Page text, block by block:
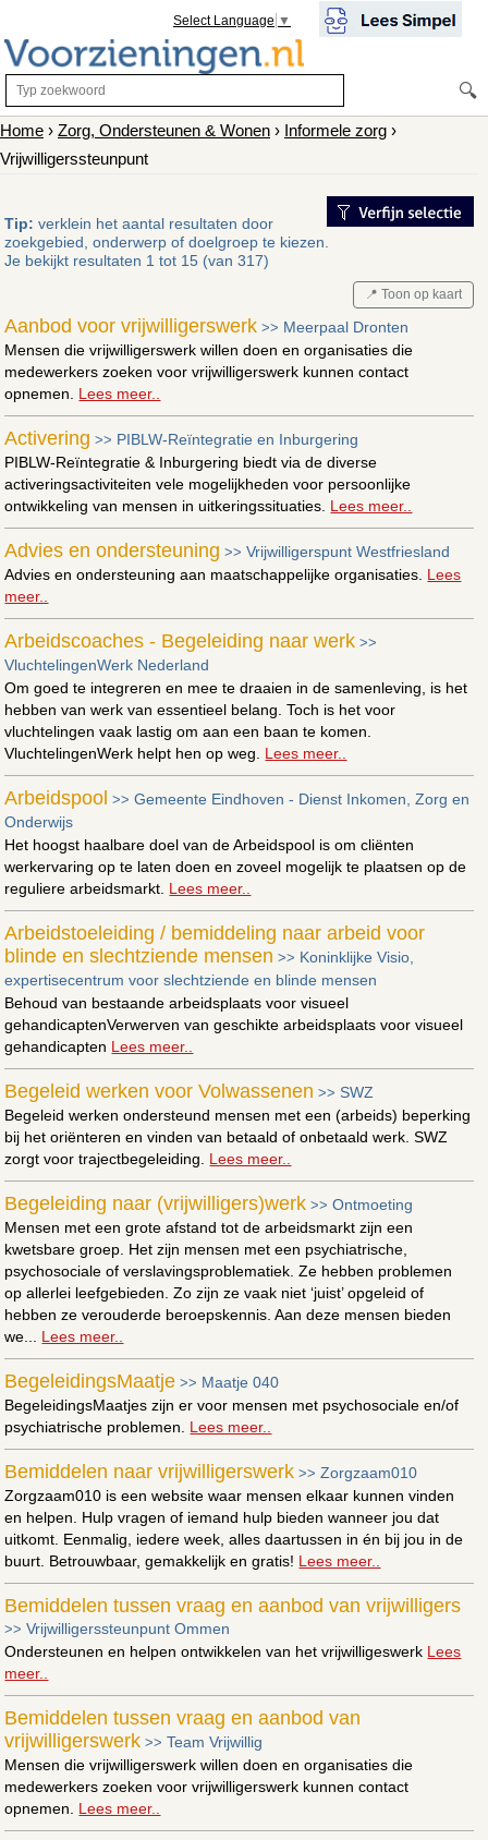
Select Language ▼
🔍
Home › Zorg, Ondersteunen & Wonen › Informele zorg ›
Vrijwilligerssteunpunt
Tip: verklein het aantal resultaten door
zoekgebied, onderwerp of doelgroep te kiezen.
Je bekijkt resultaten 1 tot 15 (van 317)
📍 Toon op kaart
Aanbod voor vrijwilligerswerk >> Meerpaal Dronten
Mensen die vrijwilligerswerk willen doen en organisaties die
medewerkers zoeken voor vrijwilligerswerk kunnen contact
opnemen. Lees meer..
Activering >> PIBLW-Reïntegratie en Inburgering
PIBLW-Reïntegratie & Inburgering biedt via de diverse
activeringsactiviteiten vele mogelijkheden voor persoonlijke
ontwikkeling van mensen in uitkeringssituaties. Lees meer..
Advies en ondersteuning >>Vrijwilligerspunt Westfriesland
Advies en ondersteuning aan maatschappelijke organisaties. Lees
meer..
Arbeidscoaches - Begeleiding naar werk >>
VluchtelingenWerk Nederland
Om goed te integreren en mee te draaien in de samenleving, is het
hebben van werk van essentieel belang. Toch is het voor
vluchtelingen vaak lastig om aan een baan te komen.
VluchtelingenWerk helpt hen op weg. Lees meer..
Arbeidspool >>Gemeente Eindhoven - Dienst Inkomen, Zorg en
Onderwijs
Het hoogst haalbare doel van de Arbeidspool is om cliënten
werkervaring op te laten doen en zoveel mogelijk te plaatsen op de
reguliere arbeidsmarkt. Lees meer..
Arbeidstoeleiding / bemiddeling naar arbeid voor
blinde en slechtziende mensen >> Koninklijke Visio,
expertisecentrum voor slechtziende en blinde mensen
Behoud van bestaande arbeidsplaats voor visueel
gehandicaptenVerwerven van geschikte arbeidsplaats voor visueel
gehandicapten Lees meer..
Begeleid werken voor Volwassenen >> SWZ
Begeleid werken ondersteund mensen met een (arbeids) beperking
bij het oriënteren en vinden van betaald of onbetaald werk. SWZ
zorgt voor trajectbegeleiding. Lees meer..
Begeleiding naar (vrijwilligers)werk >>Ontmoeting
Mensen met een grote afstand tot de arbeidsmarkt zijn een
kwetsbare groep. Het zijn mensen met een psychiatrische,
psychosociale of verslavingsproblematiek. Ze hebben problemen
op allerlei leefgebieden. Zo zijn ze vaak niet ‘juist’ opgeleid of
hebben ze verouderde beroepskennis. Aan deze mensen bieden
we... Lees meer..
BegeleidingsMaatje >> Maatje 040
BegeleidingsMaatjes zijn er voor mensen met psychosociale en/of
psychiatrische problemen. Lees meer..
Bemiddelen naar vrijwilligerswerk >>Zorgzaam010
Zorgzaam010 is een website waar mensen elkaar kunnen vinden
en helpen. Hulp vragen of iemand hulp bieden wanneer jou dat
uitkomt. Eenmalig, iedere week, alles daartussen in én bij jou in de
buurt. Betrouwbaar, gemakkelijk en gratis! Lees meer..
Bemiddelen tussen vraag en aanbod van vrijwilligers
>>Vrijwilligerssteunpunt Ommen
Ondersteunen en helpen ontwikkelen van het vrijwilligeswerk Lees
meer..
Bemiddelen tussen vraag en aanbod van
vrijwilligerswerk >>Team Vrijwillig
Mensen die vrijwilligerswerk willen doen en organisaties die
medewerkers zoeken voor vrijwilligerswerk kunnen contact
opnemen. Lees meer..